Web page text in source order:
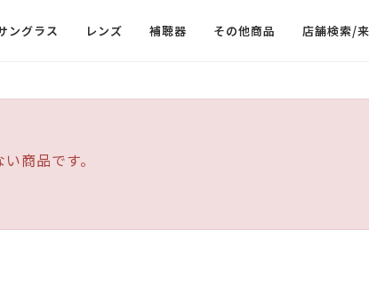
ングラス レンズ 補聴器 その他商品 店舗検索/
商品です。